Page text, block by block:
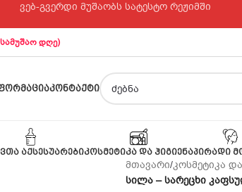
ვებ-გვერდი მუშაობს სატესტო რეჟიმში
დღე)
ᲙᲝᲜᲢᲐᲥᲢᲘ
ᲐᲥᲡᲔᲡᲣᲐᲠᲔᲑᲘᲙᲝᲡᲛᲔᲢᲘᲙᲐ ᲓᲐ ᲰᲘᲒᲘᲔᲜᲐᲞᲘᲠᲐᲓᲘ
მთავარი/კოსმეტიკა
სილა – სარეცხი